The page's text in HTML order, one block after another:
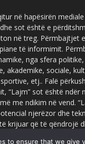
në hapësirën
sot është e
në treg. Përmbajtjet
të informimit.
nga sfera
akademike, sociale,
etj.. Falë
“Lajm” sot është ndër
me ndikim në vend.
njerëzor dhe
krijuar që të qëndrojë
to ensure that we give